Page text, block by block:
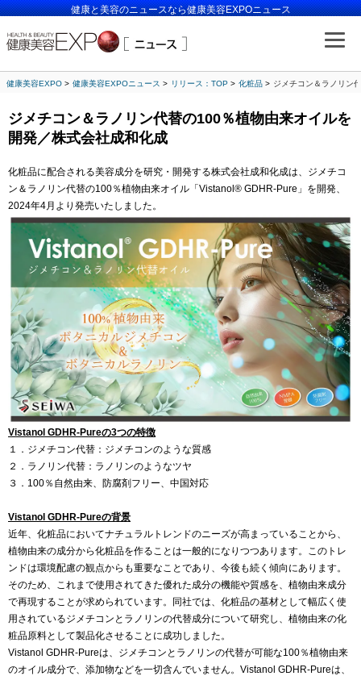
健康と美容のニュースなら健康美容EXPOニュース
健康美容EXPO 健康美容EXPOニュース リリース：TOP 化粧品 ジメチコン＆ラノリン
ジメチコン＆ラノリン代替の100％植物由来オイルを
開発／株式会社成和化成
化粧品に配合される美容成分を研究・開発する株式会社成和化成は、ジメチコ
ン＆ラノリン代替の100％植物由来オイル「Vistanol® GDHR-Pure」を開発、
2024年4月より発売いたしました。
Vistanol GDHR-Pureの3つの特徴
１．ジメチコン代替：ジメチコンのような質感
２．ラノリン代替：ラノリンのようなツヤ
３．100％自然由来、防腐剤フリー、中国対応
Vistanol GDHR-Pureの背景
近年、化粧品においてナチュラルトレンドのニーズが高まっていることから、
植物由来の成分から化粧品を作ることは一般的になりつつあります。このトレ
ンドは環境配慮の観点からも重要なことであり、今後も続く傾向にあります。
そのため、これまで使用されてきた優れた成分の機能や質感を、植物由来成分
で再現することが求められています。同社では、化粧品の基材として幅広く使
用されているジメチコンとラノリンの代替成分について研究し、植物由来の化
粧品原料として製品化させることに成功しました。
Vistanol GDHR-Pureは、ジメチコンとラノリンの代替が可能な100％植物由来
のオイル成分で、添加物などを一切含んでいません。Vistanol GDHR-Pureは、